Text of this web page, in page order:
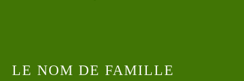
LE NOM DE FAMILLE